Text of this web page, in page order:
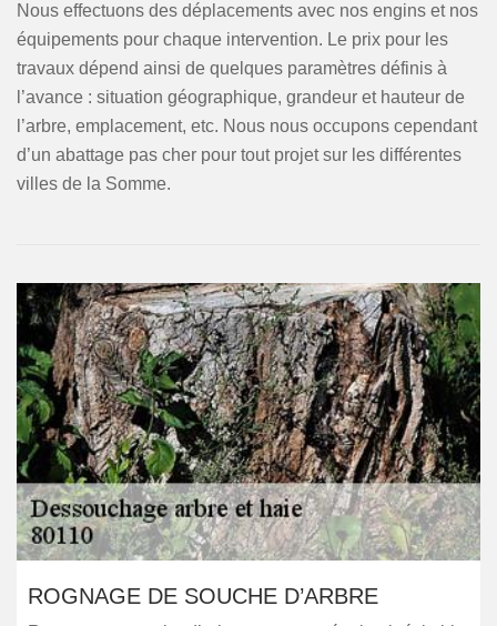
Nous effectuons des déplacements avec nos engins et nos
équipements pour chaque intervention. Le prix pour les
travaux dépend ainsi de quelques paramètres définis à
l’avance : situation géographique, grandeur et hauteur de
l’arbre, emplacement, etc. Nous nous occupons cependant
d’un abattage pas cher pour tout projet sur les différentes
villes de la Somme.
ROGNAGE DE SOUCHE D’ARBRE